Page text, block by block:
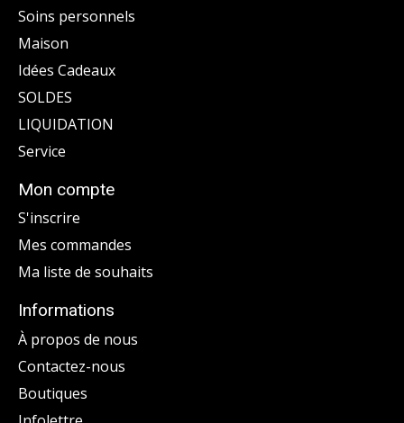
Soins personnels
Maison
Idées Cadeaux
SOLDES
LIQUIDATION
Service
Mon compte
S'inscrire
Mes commandes
Ma liste de souhaits
Informations
À propos de nous
Contactez-nous
Boutiques